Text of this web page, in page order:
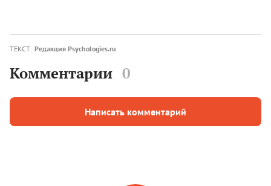
ТЕКСТ: Редакция Psychologies.ru
Комментарии 0
Написать комментарий